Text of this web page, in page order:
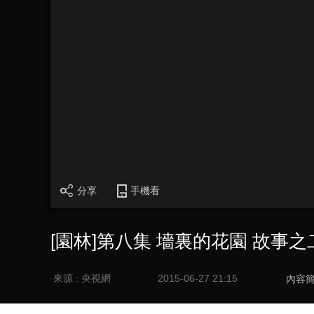
分享 手機看
[園林]第八集 墻裏的花園 故事之
來源 : 央視網 2015-06-27 21:15 內容